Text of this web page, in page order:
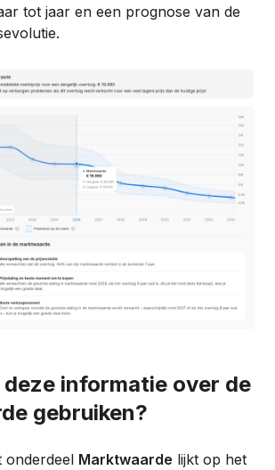
tot jaar en een prognose van de
deze informatie over de
gebruiken?
onderdeel Marktwaarde lijkt op het